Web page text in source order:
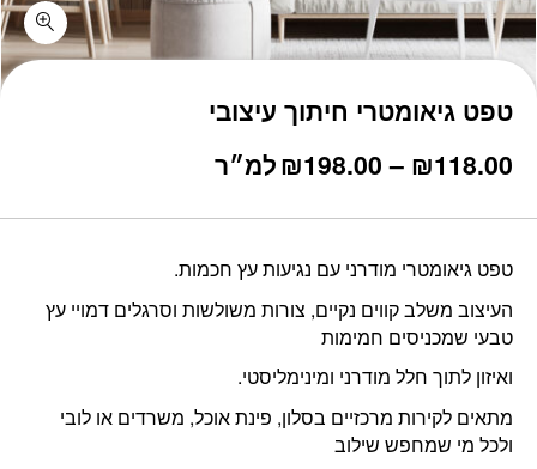
טפט גיאומטרי חיתוך עיצובי
₪118.00
–
₪198.00
טווח
⁦₪118.00⁩
עד
⁦₪198.00⁩
למ״ר
טפט גיאומטרי מודרני עם נגיעות עץ חכמות.
העיצוב משלב קווים נקיים, צורות משולשות וסרגלים דמויי עץ
טבעי שמכניסים חמימות
ואיזון לתוך חלל מודרני ומינימליסטי.
מתאים לקירות מרכזיים בסלון, פינת אוכל, משרדים או לובי
ולכל מי שמחפש שילוב